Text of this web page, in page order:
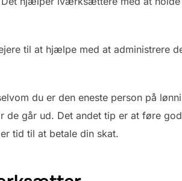
til at hjælpe med at administrere
du er den eneste person på
går ud. Det andet tip er at føre
tid til at betale din skat.